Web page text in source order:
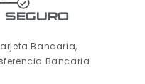
seguro
Bancaria,
Bancaria.